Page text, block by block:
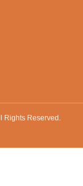
Rights Reserved.